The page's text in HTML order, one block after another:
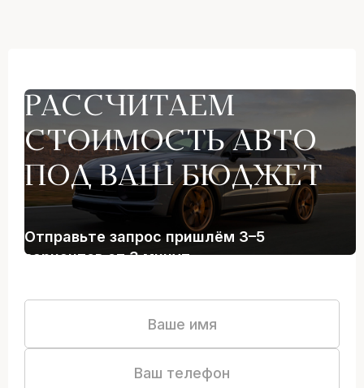
РАССЧИТАЕМ
СТОИМОСТЬ АВТО
ПОД ВАШ БЮДЖЕТ
Отправьте запрос пришлём 3–5
вариантов от 3 минут